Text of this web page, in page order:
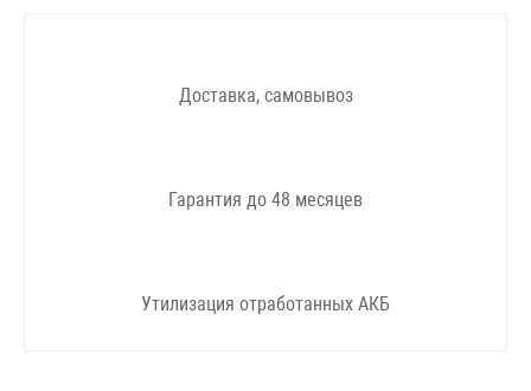
Доставка, самовывоз
Гарантия до 48 месяцев
Утилизация отработанных АКБ